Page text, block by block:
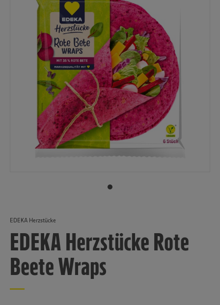
EDEKA Herzstücke
EDEKA Herzstücke Rote
Beete Wraps